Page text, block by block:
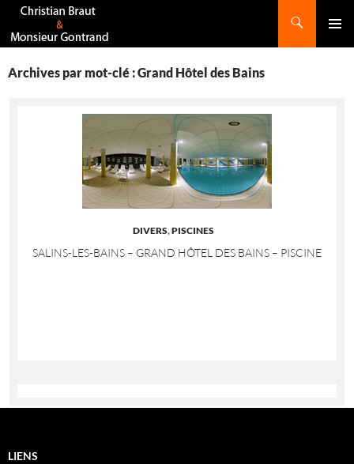
Recherche
AU
Archives par mot-clé : Grand Hôtel des Bains
DIVERS,PISCINES
SALINS-LES-BAINS – GRAND HÔTEL DES BAINS – PISCINE
LIENS